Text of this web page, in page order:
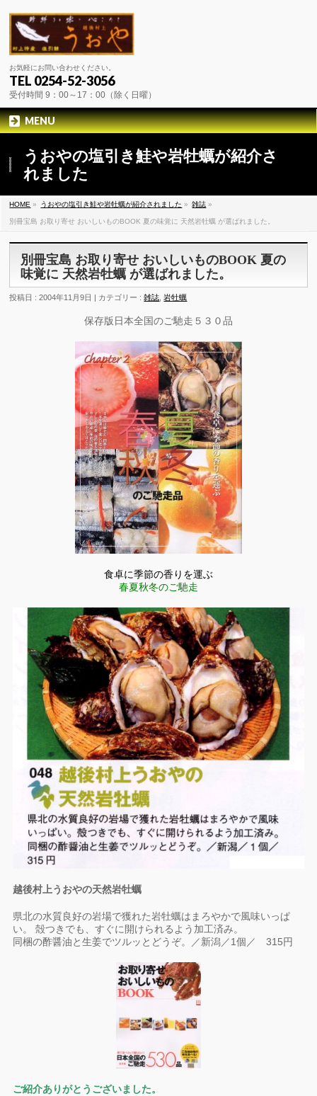
お気軽にお問い合わせください。
TEL 0254-52-3056
受付時間 9：00～17：00（除く日曜）
MENU
うおやの塩引き鮭や岩牡蠣が紹介さ
れました
HOME » うおやの塩引き鮭や岩牡蠣が紹介されました » 雑誌 »
別冊宝島 お取り寄せ おいしいものBOOK 夏の味覚に 天然岩牡蠣 が選ばれました。
別冊宝島 お取り寄せ おいしいものBOOK 夏の
味覚に 天然岩牡蠣 が選ばれました。
投稿日 : 2004年11月9日 | カテゴリー :雑誌 ,岩牡蠣
保存版日本全国のご馳走５３０品
食卓に季節の香りを運ぶ
春夏秋冬のご馳走
越後村上うおやの天然岩牡蠣
県北の水質良好の岩場で獲れた岩牡蠣はまろやかで風味いっぱ
い。 殻つきでも、すぐに開けられるよう加工済み。
同梱の酢醤油と生姜でツルッとどうぞ。／新潟／1個／ 315円
ご紹介ありがとうございました。